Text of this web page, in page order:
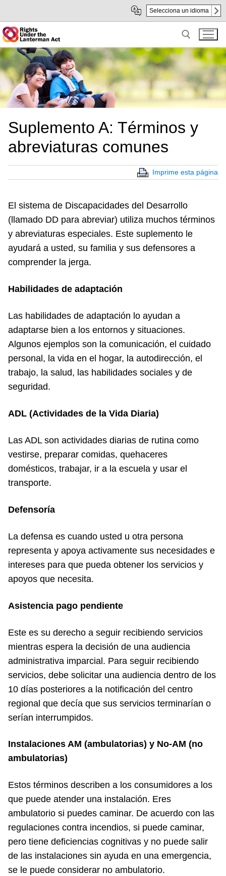
Main
Content
subnavegación
Selecciona un idioma
Search for:
Suplemento A: Términos y
abreviaturas comunes
Imprime esta página
El sistema de Discapacidades del Desarrollo
(llamado DD para abreviar) utiliza muchos términos
y abreviaturas especiales. Este suplemento le
ayudará a usted, su familia y sus defensores a
comprender la jerga.
Habilidades de adaptación
Las habilidades de adaptación lo ayudan a
adaptarse bien a los entornos y situaciones.
Algunos ejemplos son la comunicación, el cuidado
personal, la vida en el hogar, la autodirección, el
trabajo, la salud, las habilidades sociales y de
seguridad.
ADL (Actividades de la Vida Diaria)
Las ADL son actividades diarias de rutina como
vestirse, preparar comidas, quehaceres
domésticos, trabajar, ir a la escuela y usar el
transporte.
Defensoría
La defensa es cuando usted u otra persona
representa y apoya activamente sus necesidades e
intereses para que pueda obtener los servicios y
apoyos que necesita.
Asistencia pago pendiente
Este es su derecho a seguir recibiendo servicios
mientras espera la decisión de una audiencia
administrativa imparcial. Para seguir recibiendo
servicios, debe solicitar una audiencia dentro de los
10 días posteriores a la notificación del centro
regional que decía que sus servicios terminarían o
serían interrumpidos.
Instalaciones AM (ambulatorias) y No-AM (no
ambulatorias)
Estos términos describen a los consumidores a los
que puede atender una instalación. Eres
ambulatorio si puedes caminar. De acuerdo con las
regulaciones contra incendios, si puede caminar,
pero tiene deficiencias cognitivas y no puede salir
de las instalaciones sin ayuda en una emergencia,
se le puede considerar no ambulatorio.